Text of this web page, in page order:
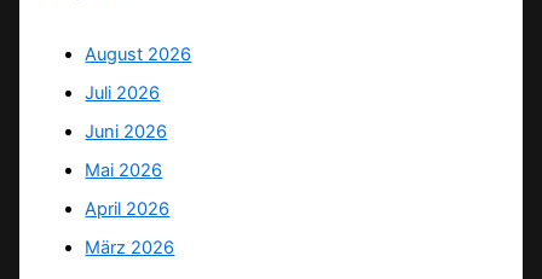
August 2026
Juli 2026
Juni 2026
Mai 2026
April 2026
März 2026